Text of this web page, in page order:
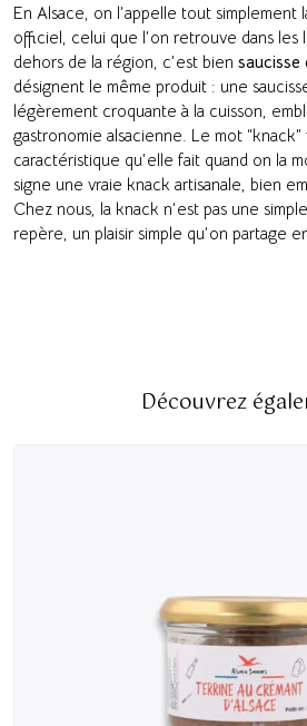
En Alsace, on l’appelle tout simplement
officiel, celui que l’on retrouve dans les
dehors de la région, c’est bien saucisse
désignent le même produit : une
légèrement croquante à la cuisson,
gastronomie alsacienne. Le mot
caractéristique qu’elle fait quand on la
signe une vraie knack artisanale, bien
Chez nous, la knack n’est pas une
repère, un plaisir simple qu’on partage
Découvrez